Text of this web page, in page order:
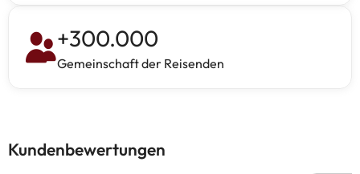
+300.000
Gemeinschaft der Reisenden
Kundenbewertungen